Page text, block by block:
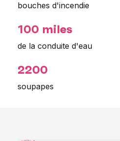
bouches d'incendie
100 miles
de la conduite d'eau
2200
soupapes